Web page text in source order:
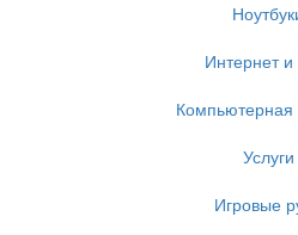
Интернет и
Услуги
Игровые